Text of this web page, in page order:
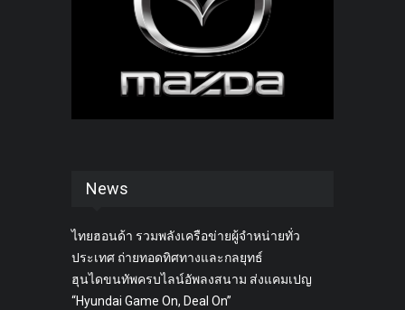
News
ไทยฮอนด้า รวมพลังเครือข่ายผู้จำหน่ายทั่ว
ประเทศ ถ่ายทอดทิศทางและกลยุทธ์
ฮุนไดขนทัพครบไลน์อัพลงสนาม ส่งแคมเปญ
“Hyundai Game On, Deal On”